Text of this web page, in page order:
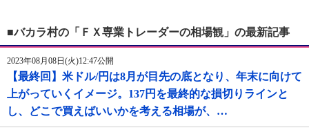
■バカラ村の「ＦＸ専業トレーダーの相場観」の最新記事
2023年08月08日(火)12:47公開
【最終回】米ドル/円は8月が目先の底となり、年末に向けて
上がっていくイメージ。137円を最終的な損切りラインと
し、どこで買えばいいかを考える相場が、…